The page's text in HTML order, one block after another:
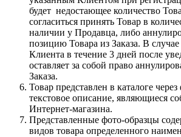
будет недостающее количество
согласиться принять Товар в
наличии у Продавца, либо
позицию Товара из Заказа. В
Клиента в течение 3 дней после
оставляет за собой право
Заказа.
Товар представлен в каталоге
текстовое описание, являющиеся
Интернет-магазина.
Представленные фото-образцы
видов товара определенного